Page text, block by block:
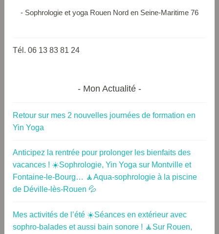
- Sophrologie et yoga Rouen Nord en Seine-Maritime 76
Tél. 06 13 83 81 24
Mon Actualité
Retour sur mes 2 nouvelles journées de formation en
Yin Yoga
Anticipez la rentrée pour prolonger les bienfaits des
vacances ! ☀️Sophrologie, Yin Yoga sur Montville et
Fontaine-le-Bourg… 🧘Aqua-sophrologie à la piscine
de Déville-lès-Rouen 💦
Mes activités de l’été ☀️Séances en extérieur avec
sophro-balades et aussi bain sonore ! 🧘Sur Rouen,